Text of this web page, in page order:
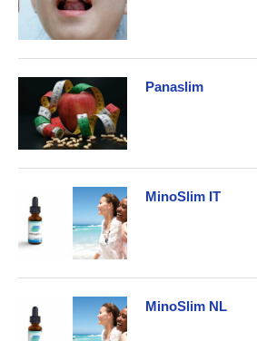
Panaslim
MinoSlim IT
MinoSlim NL